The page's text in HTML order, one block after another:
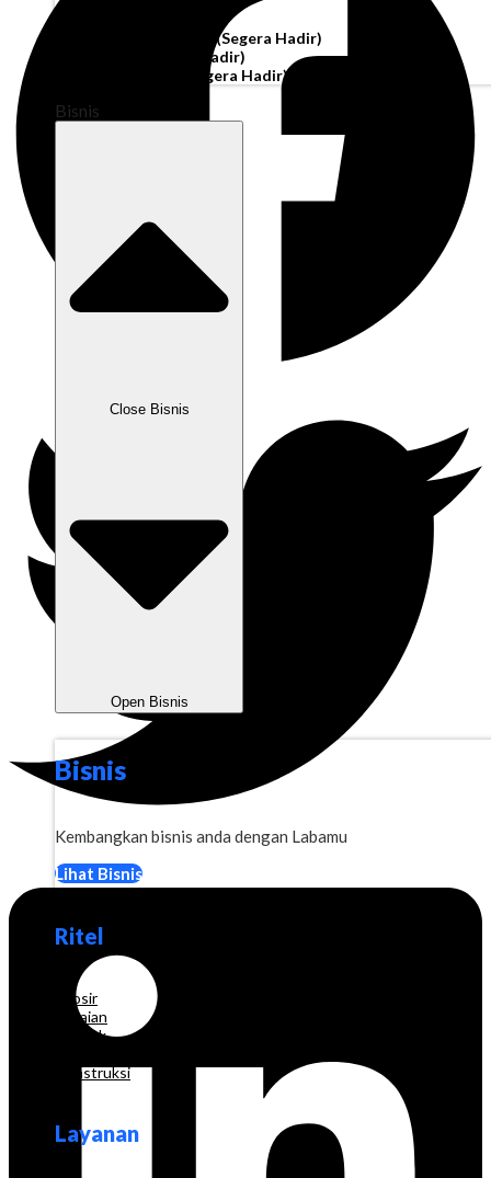
(Segera Hadir)
(Segera Hadir)
(Segera Hadir)
Bisnis
Close Bisnis
Open Bisnis
Bisnis
Kembangkan bisnis anda dengan Labamu
Lihat Bisnis
Ritel
Grosir
Pakaian
Apotek
Konstruksi
Layanan